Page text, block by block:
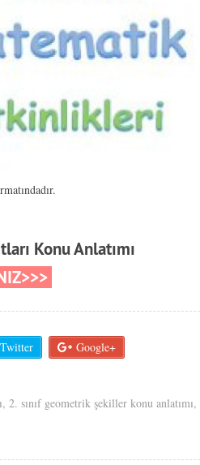
Konu Anlatımı
Twitter Google+
,2. sınıf geometrik şekiller konu anlatımı,